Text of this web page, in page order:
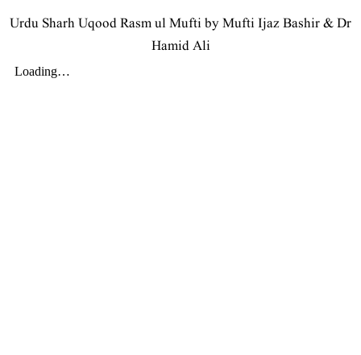
Urdu Sharh Uqood Rasm ul Mufti by Mufti Ijaz Bashir & Dr
Hamid Ali